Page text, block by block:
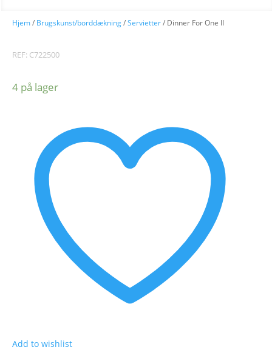
Hjem/ Brugskunst/borddækning/Servietter/ Dinner For One II
REF: C722500
4 på lager
Add to wishlist